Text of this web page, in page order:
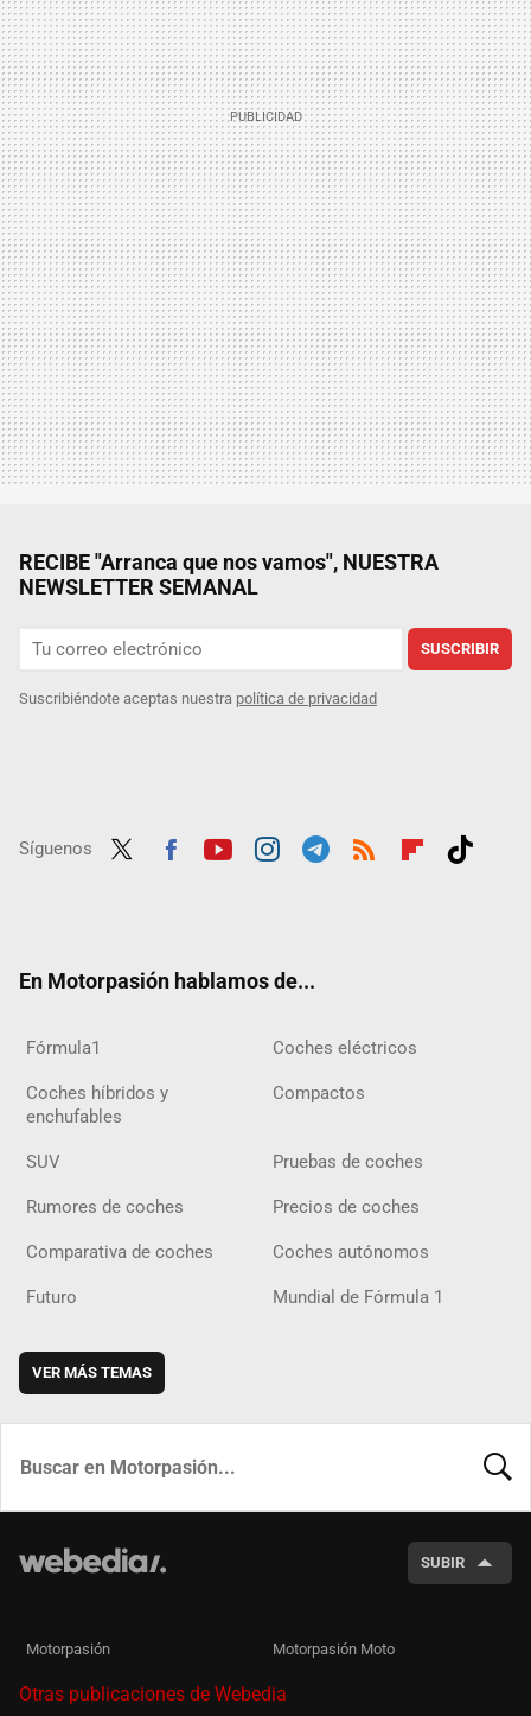
RECIBE "Arranca que nos vamos", NUESTRA
NEWSLETTER SEMANAL
SUSCRIBIR
Suscribiéndote aceptas nuestra política de privacidad
Síguenos
En Motorpasión hablamos de...
Fórmula1 Coches eléctricos
Coches híbridos y
enchufables
Compactos
SUV Pruebas de coches
Rumores de coches Precios de coches
Comparativa de coches Coches autónomos
Futuro Mundial de Fórmula 1
VER MÁS TEMAS
SUBIR
Motorpasión Motorpasión Moto
Otras publicaciones de Webedia